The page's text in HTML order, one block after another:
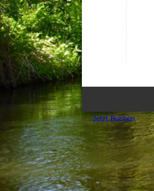
Jetzt Buchen